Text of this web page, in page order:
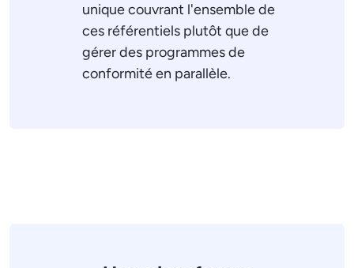
unique couvrant l'ensemble de
ces référentiels plutôt que de
gérer des programmes de
conformité en parallèle.